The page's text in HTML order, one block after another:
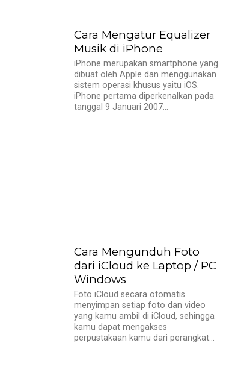
Cara Mengatur Equalizer
Musik di iPhone
iPhone merupakan smartphone yang
dibuat oleh Apple dan menggunakan
sistem operasi khusus yaitu iOS.
iPhone pertama diperkenalkan pada
tanggal 9 Januari 2007...
Cara Mengunduh Foto
dari iCloud ke Laptop / PC
Windows
Foto iCloud secara otomatis
menyimpan setiap foto dan video
yang kamu ambil di iCloud, sehingga
kamu dapat mengakses
perpustakaan kamu dari perangkat...